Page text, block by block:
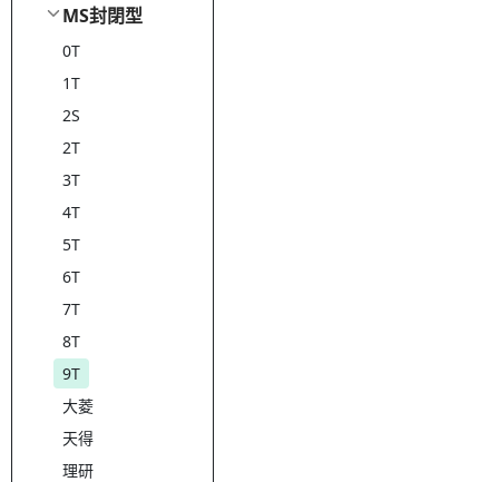
MS封閉型
0T
1T
2S
2T
3T
4T
5T
6T
7T
8T
9T
大菱
天得
理研